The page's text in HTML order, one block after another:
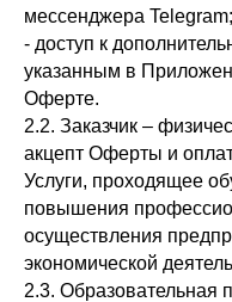
мессенджера Telegram;
- доступ к
указанным в
Оферте.
2.2. Заказчик –
акцепт Оферты и
Услуги, проходящее
повышения
осуществления
экономической
2.3. Образовательная